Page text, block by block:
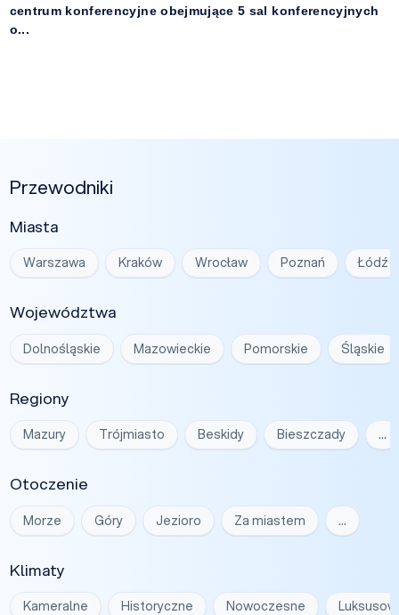
centrum konferencyjne obejmujące 5 sal konferencyjnych
o...
Przewodniki
Miasta
Warszawa Kraków Wrocław Poznań Łódź
Województwa
Dolnośląskie Mazowieckie Pomorskie Śląskie
Regiony
Mazury Trójmiasto Beskidy Bieszczady …
Otoczenie
Morze Góry Jezioro Za miastem …
Klimaty
Kameralne Historyczne Nowoczesne